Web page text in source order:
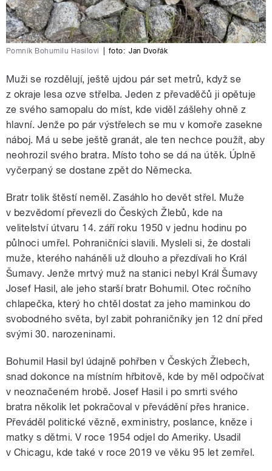
Pomník Bohumilu Hasilovi foto: Jan Dvořák
Muži se rozdělují, ještě ujdou pár set metrů, když se
z okraje lesa ozve střelba. Jeden z převaděčů ji opětuje
ze svého samopalu do míst, kde viděl zášlehy ohně z
hlavní. Jenže po pár výstřelech se mu v komoře zasekne
náboj. Má u sebe ještě granát, ale ten nechce použít, aby
neohrozil svého bratra. Místo toho se dá na útěk. Úplně
vyčerpaný se dostane zpět do Německa.
Bratr tolik štěstí neměl. Zasáhlo ho devět střel. Muže
v bezvědomí převezli do Českých Žlebů, kde na
velitelství útvaru 14. září roku 1950 v jednu hodinu po
půlnoci umřel. Pohraničníci slavili. Mysleli si, že dostali
muže, kterého naháněli už dlouho a přezdívali ho Král
Šumavy. Jenže mrtvý muž na stanici nebyl Král Šumavy
Josef Hasil, ale jeho starší bratr Bohumil. Otec ročního
chlapečka, který ho chtěl dostat za jeho maminkou do
svobodného světa, byl zabit pohraničníky jen 12 dní před
svými 30. narozeninami.
Bohumil Hasil byl údajně pohřben v Českých Žlebech,
snad dokonce na místním hřbitově, kde by měl odpočívat
v neoznačeném hrobě. Josef Hasil i po smrti svého
bratra několik let pokračoval v převádění přes hranice.
Převáděl politické vězně, exministry, poslance, kněze i
matky s dětmi. V roce 1954 odjel do Ameriky. Usadil
v Chicagu, kde také v roce 2019 ve věku 95 let zemřel.